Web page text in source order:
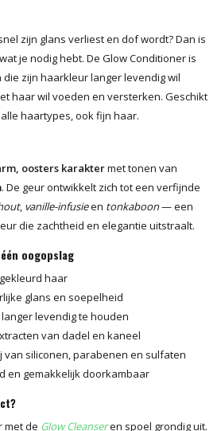
zijn glans verliest en dof wordt? Dan is
je nodig hebt. De Glow Conditioner is
zijn haarkleur langer levendig wil
haar wil voeden en versterken. Geschikt
haartypes, ook fijn haar.
oosters karaktermet tonen van
. De geur ontwikkelt zich tot een verfijnde
, vanille-infusieen tonkaboon— een
die zachtheid en elegantie uitstraalt.
oogopslag
haar
glans en soepelheid
levendig te houden
van dadel en kaneel
van siliconen, parabenen en sulfaten
en gemakkelijk doorkambaar
met de Glow Cleanseren spoel grondig uit.